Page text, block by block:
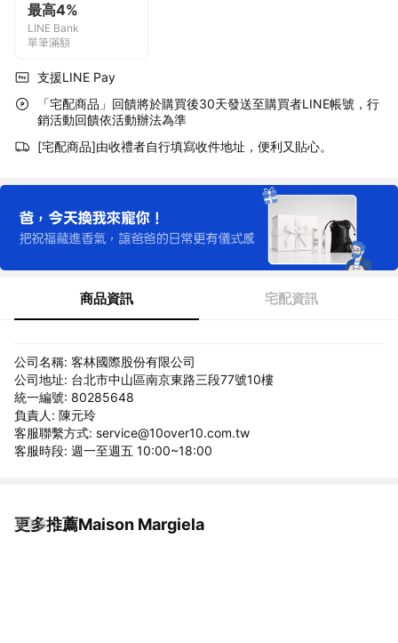
最高4%
LINE Bank
單筆滿額
支援LINE Pay
「宅配商品」回饋將於購買後30天發送至購買者LINE帳號，行
銷活動回饋依活動辦法為準
[宅配商品]由收禮者自行填寫收件地址，便利又貼心。
商品資訊 宅配資訊
公司名稱: 客林國際股份有限公司
公司地址: 台北市中山區南京東路三段77號10樓
統一編號: 80285648
負責人: 陳元玲
客服聯繫方式: service@10over10.com.tw
客服時段: 週一至週五 10:00~18:00
更多推薦Maison Margiela
看更多